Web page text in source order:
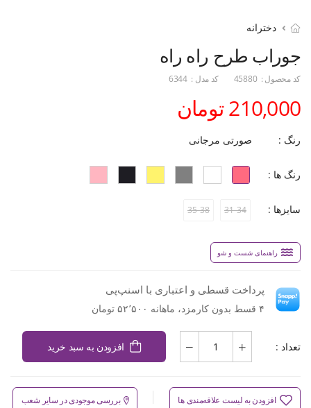
دخترانه
جوراب طرح راه راه
کد محصول : 45880 کد مدل : 6344
210,000 تومان
رنگ : صورتی مرجانی
رنگ ها :
سایزها : 31-34
35-38
راهنمای شست و شو
پرداخت قسطی و اعتباری با اسنپ‌پی
۴ قسط بدون کارمزد، ماهانه ۵۲٬۵۰۰ تومان
تعداد : افزودن به سبد خرید
افزودن به لیست علاقه‌مندی ها بررسی موجودی در سایر شعب